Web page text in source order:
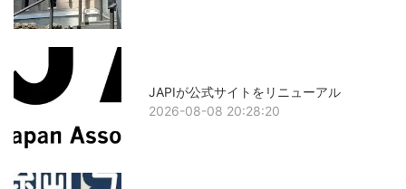
JAPIが公式サイトをリニューアル
2026-08-08 20:28:20